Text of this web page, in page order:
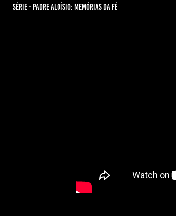
Série - pADRE aLOÍSIO: mEMÓRIAS DA FÉ